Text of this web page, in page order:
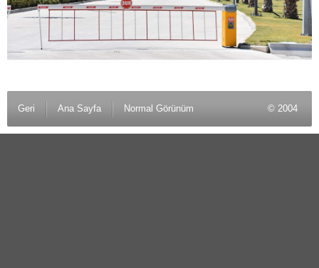
Geri Ana Sayfa Normal Görünüm © 2004